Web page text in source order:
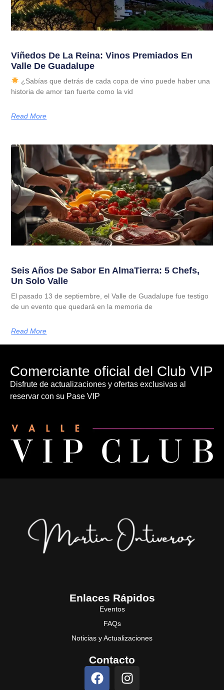
Viñedos De La Reina: Vinos Premiados En
Valle De Guadalupe
¿Sabías que detrás de cada copa de vino puede haber una
historia de amor tan fuerte como la vid
Read More
Seis Años De Sabor En AlmaTierra: 5 Chefs,
Un Solo Valle
El pasado 13 de septiembre, el Valle de Guadalupe fue testigo
de un evento que quedará en la memoria de
Read More
Comerciante oficial del Club VIP
Disfrute de actualizaciones y ofertas exclusivas al
reservar con su Pase VIP
Enlaces Rápidos
Eventos
FAQs
Noticias y Actualizaciones
Contacto